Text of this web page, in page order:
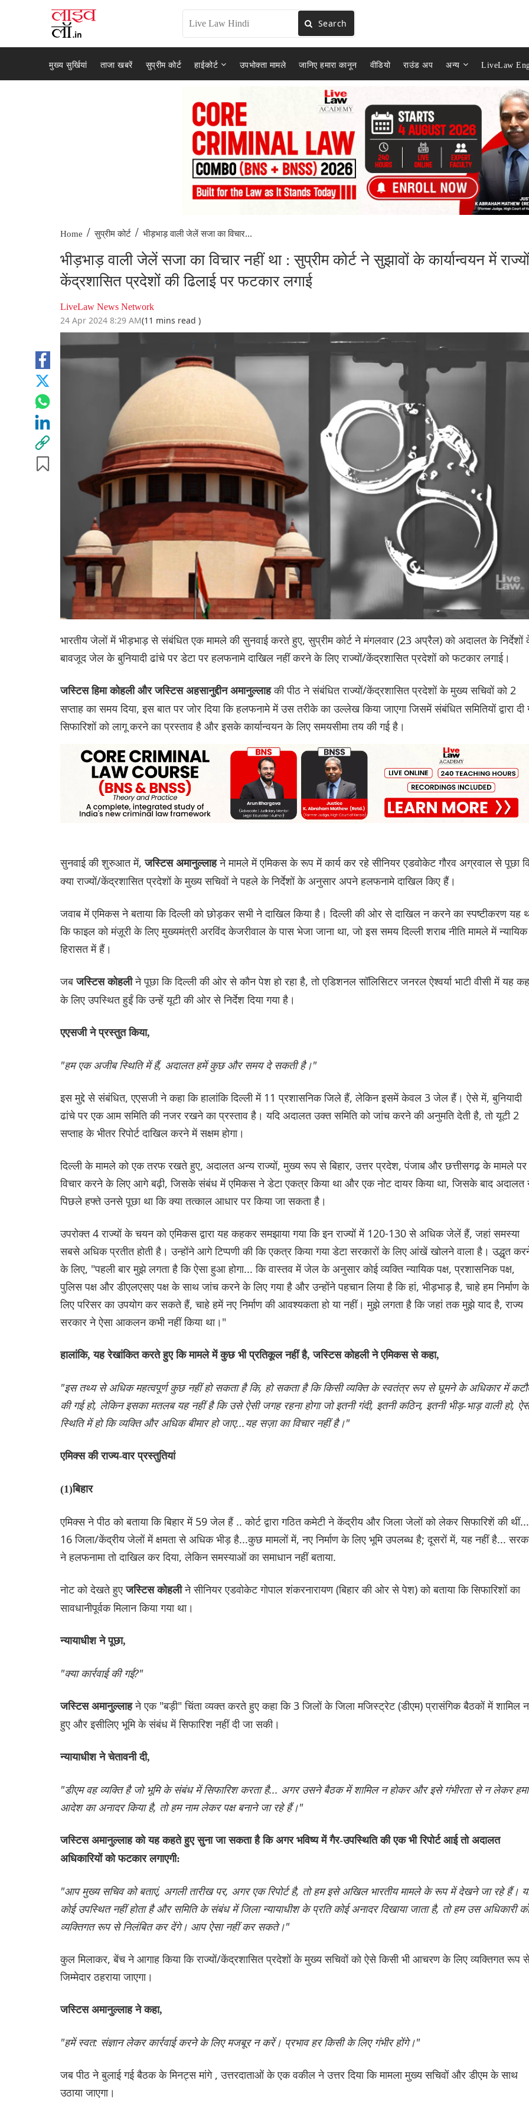
Search
मुख्य सुर्खियां ताजा खबरें सुप्रीम कोर्ट हाईकोर्ट उपभोक्ता मामले जानिए हमारा कानून वीडियो राउंड अप अन्य LiveLaw
Home / सुप्रीम कोर्ट / भीड़भाड़ वाली जेलें सजा का विचार...
भीड़भाड़ वाली जेलें सजा का विचार नहीं था : सुप्रीम कोर्ट ने सुझावों के कार्यान्वयन में
केंद्रशासित प्रदेशों की ढिलाई पर फटकार लगाई
LiveLaw News Network
24 Apr 2024 8:29 AM(11 mins read )
भारतीय जेलों में भीड़भाड़ से संबंधित एक मामले की सुनवाई करते हुए, सुप्रीम कोर्ट ने मंगलवार (23 अप्रैल) को अदालत के निर्देशों
बावजूद जेल के बुनियादी ढांचे पर डेटा पर हलफनामे दाखिल नहीं करने के लिए राज्यों/केंद्रशासित प्रदेशों को फटकार लगाई।
जस्टिस हिमा कोहली और जस्टिस अहसानुद्दीन अमानुल्लाहकी पीठ ने संबंधित राज्यों/केंद्रशासित प्रदेशों के मुख्य सचिवों को 2
सप्ताह का समय दिया, इस बात पर जोर दिया कि हलफनामे में उस तरीके का उल्लेख किया जाएगा जिसमें संबंधित समितियों द्वारा दी
सिफारिशों को लागू करने का प्रस्ताव है और इसके कार्यान्वयन के लिए समयसीमा तय की गई है।
सुनवाई की शुरुआत में,जस्टिस अमानुल्लाहने मामले में एमिकस के रूप में कार्य कर रहे सीनियर एडवोकेट गौरव अग्रवाल से पूछा
क्या राज्यों/केंद्रशासित प्रदेशों के मुख्य सचिवों ने पहले के निर्देशों के अनुसार अपने हलफनामे दाखिल किए हैं।
जवाब में एमिकस ने बताया कि दिल्ली को छोड़कर सभी ने दाखिल किया है। दिल्ली की ओर से दाखिल न करने का स्पष्टीकरण यह
कि फाइल को मंज़ूरी के लिए मुख्यमंत्री अरविंद केजरीवाल के पास भेजा जाना था, जो इस समय दिल्ली शराब नीति मामले में न्यायिक
हिरासत में हैं।
जबजस्टिस कोहलीने पूछा कि दिल्ली की ओर से कौन पेश हो रहा है, तो एडिशनल सॉलिसिटर जनरल ऐश्वर्या भाटी वीसी में यह
के लिए उपस्थित हुईं कि उन्हें यूटी की ओर से निर्देश दिया गया है।
एएसजी ने प्रस्तुत किया,
"हम एक अजीब स्थिति में हैं, अदालत हमें कुछ और समय दे सकती है।"
इस मुद्दे से संबंधित, एएसजी ने कहा कि हालांकि दिल्ली में 11 प्रशासनिक जिले हैं, लेकिन इसमें केवल 3 जेल हैं। ऐसे में, बुनियादी
ढांचे पर एक आम समिति की नजर रखने का प्रस्ताव है। यदि अदालत उक्त समिति को जांच करने की अनुमति देती है, तो यूटी 2
सप्ताह के भीतर रिपोर्ट दाखिल करने में सक्षम होगा।
दिल्ली के मामले को एक तरफ रखते हुए, अदालत अन्य राज्यों, मुख्य रूप से बिहार, उत्तर प्रदेश, पंजाब और छत्तीसगढ़ के मामले पर
विचार करने के लिए आगे बढ़ी, जिसके संबंध में एमिकस ने डेटा एकत्र किया था और एक नोट दायर किया था, जिसके बाद अदालत
पिछले हफ्ते उनसे पूछा था कि क्या तत्काल आधार पर किया जा सकता है।
उपरोक्त 4 राज्यों के चयन को एमिकस द्वारा यह कहकर समझाया गया कि इन राज्यों में 120-130 से अधिक जेलें हैं, जहां समस्या
सबसे अधिक प्रतीत होती है। उन्होंने आगे टिप्पणी की कि एकत्र किया गया डेटा सरकारों के लिए आंखें खोलने वाला है। उद्धृत
के लिए, "पहली बार मुझे लगता है कि ऐसा हुआ होगा... कि वास्तव में जेल के अनुसार कोई व्यक्ति न्यायिक पक्ष, प्रशासनिक पक्ष,
पुलिस पक्ष और डीएलएसए पक्ष के साथ जांच करने के लिए गया है और उन्होंने पहचान लिया है कि हां, भीड़भाड़ है, चाहे हम निर्माण के
लिए परिसर का उपयोग कर सकते हैं, चाहे हमें नए निर्माण की आवश्यकता हो या नहीं। मुझे लगता है कि जहां तक मुझे याद है, राज्य
सरकार ने ऐसा आकलन कभी नहीं किया था।"
हालांकि, यह रेखांकित करते हुए कि मामले में कुछ भी प्रतिकूल नहीं है, जस्टिस कोहली ने एमिकस से कहा,
"इस तथ्य से अधिक महत्वपूर्ण कुछ नहीं हो सकता है कि, हो सकता है कि किसी व्यक्ति के स्वतंत्र रूप से घूमने के अधिकार में
की गई हो, लेकिन इसका मतलब यह नहीं है कि उसे ऐसी जगह रहना होगा जो इतनी गंदी, इतनी कठिन, इतनी भीड़-भाड़ वाली हो,
स्थिति में हो कि व्यक्ति और अधिक बीमार हो जाए...यह सज़ा का विचार नहीं है।"
एमिक्स की राज्य-वार प्रस्तुतियां
(1)बिहार
एमिक्स ने पीठ को बताया कि बिहार में 59 जेल हैं .. कोर्ट द्वारा गठित कमेटी ने केंद्रीय और जिला जेलों को लेकर सिफारिशें की थीं...
16 जिला/केंद्रीय जेलों में क्षमता से अधिक भीड़ है...कुछ मामलों में, नए निर्माण के लिए भूमि उपलब्ध है; दूसरों में, यह नहीं है...
ने हलफनामा तो दाखिल कर दिया, लेकिन समस्याओं का समाधान नहीं बताया.
नोट को देखते हुएजस्टिस कोहलीने सीनियर एडवोकेट गोपाल शंकरनारायण (बिहार की ओर से पेश) को बताया कि सिफारिशों का
सावधानीपूर्वक मिलान किया गया था।
न्यायाधीश ने पूछा,
"क्या कार्रवाई की गई?"
जस्टिस अमानुल्लाहने एक "बड़ी" चिंता व्यक्त करते हुए कहा कि 3 जिलों के जिला मजिस्ट्रेट (डीएम) प्रासंगिक बैठकों में शामिल
हुए और इसीलिए भूमि के संबंध में सिफारिश नहीं दी जा सकी।
न्यायाधीश ने चेतावनी दी,
"डीएम वह व्यक्ति है जो भूमि के संबंध में सिफारिश करता है... अगर उसने बैठक में शामिल न होकर और इसे गंभीरता से न लेकर
आदेश का अनादर किया है, तो हम नाम लेकर पक्ष बनाने जा रहे हैं।"
जस्टिस अमानुल्लाह को यह कहते हुए सुना जा सकता है कि अगर भविष्य में गैर-उपस्थिति की एक भी रिपोर्ट आई तो अदालत
अधिकारियों को फटकार लगाएगी:
"आप मुख्य सचिव को बताएं, अगली तारीख पर, अगर एक रिपोर्ट है, तो हम इसे अखिल भारतीय मामले के रूप में देखने जा रहे हैं।
कोई उपस्थित नहीं होता है और समिति के संबंध में जिला न्यायाधीश के प्रति कोई अनादर दिखाया जाता है, तो हम उस अधिकारी को
व्यक्तिगत रूप से निलंबित कर देंगे। आप ऐसा नहीं कर सकते।"
कुल मिलाकर, बेंच ने आगाह किया कि राज्यों/केंद्रशासित प्रदेशों के मुख्य सचिवों को ऐसे किसी भी आचरण के लिए व्यक्तिगत रूप
जिम्मेदार ठहराया जाएगा।
जस्टिस अमानुल्लाह ने कहा,
"हमें स्वत: संज्ञान लेकर कार्रवाई करने के लिए मजबूर न करें। प्रभाव हर किसी के लिए गंभीर होंगे।"
जब पीठ ने बुलाई गई बैठक के मिनट्स मांगे , उत्तरदाताओं के एक वकील ने उत्तर दिया कि मामला मुख्य सचिवों और डीएम के साथ
उठाया जाएगा।